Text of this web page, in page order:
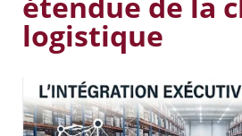
logistique